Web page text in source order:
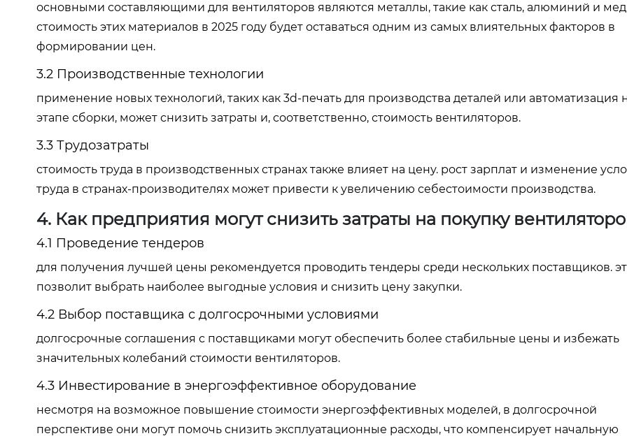
основными составляющими для вентиляторов являются металлы, такие как сталь, алюминий и
стоимость этих материалов в 2025 году будет оставаться одним из самых влиятельных факторов в
формировании цен.
3.2 Производственные технологии
применение новых технологий, таких как 3d-печать для производства деталей или автоматизация
этапе сборки, может снизить затраты и, соответственно, стоимость вентиляторов.
3.3 Трудозатраты
стоимость труда в производственных странах также влияет на цену. рост зарплат и изменение
труда в странах-производителях может привести к увеличению себестоимости производства.
4. Как предприятия могут снизить затраты на покупку
4.1 Проведение тендеров
для получения лучшей цены рекомендуется проводить тендеры среди нескольких поставщиков.
позволит выбрать наиболее выгодные условия и снизить цену закупки.
4.2 Выбор поставщика с долгосрочными условиями
долгосрочные соглашения с поставщиками могут обеспечить более стабильные цены и избежать
значительных колебаний стоимости вентиляторов.
4.3 Инвестирование в энергоэффективное оборудование
несмотря на возможное повышение стоимости энергоэффективных моделей, в долгосрочной
перспективе они могут помочь снизить эксплуатационные расходы, что компенсирует начальную